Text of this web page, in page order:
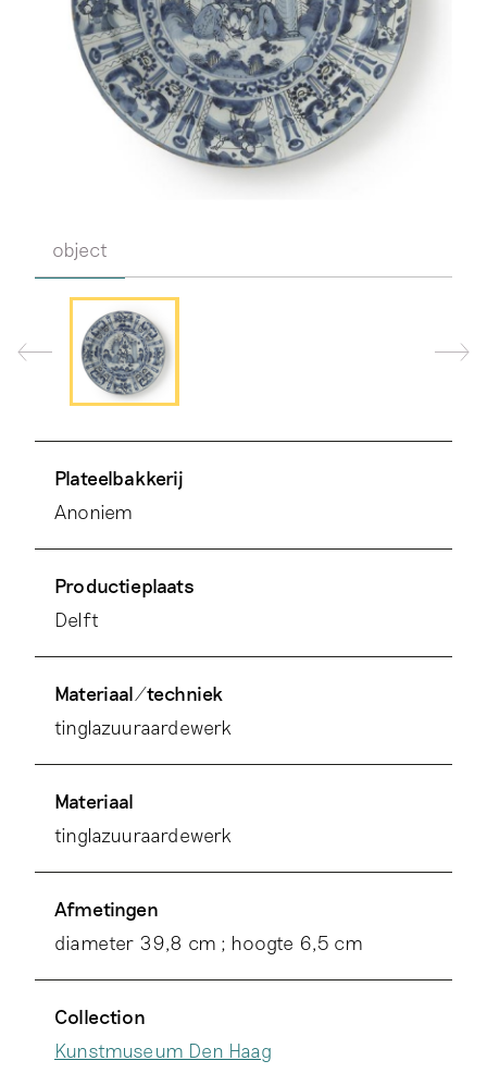
object
Plateelbakkerij
Anoniem
Productieplaats
Delft
Materiaal/techniek
tinglazuuraardewerk
Materiaal
tinglazuuraardewerk
Afmetingen
diameter 39,8 cm ; hoogte 6,5 cm
Collection
Kunstmuseum Den Haag